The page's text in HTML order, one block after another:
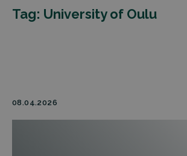
Tag: University of Oulu
08.04.2026